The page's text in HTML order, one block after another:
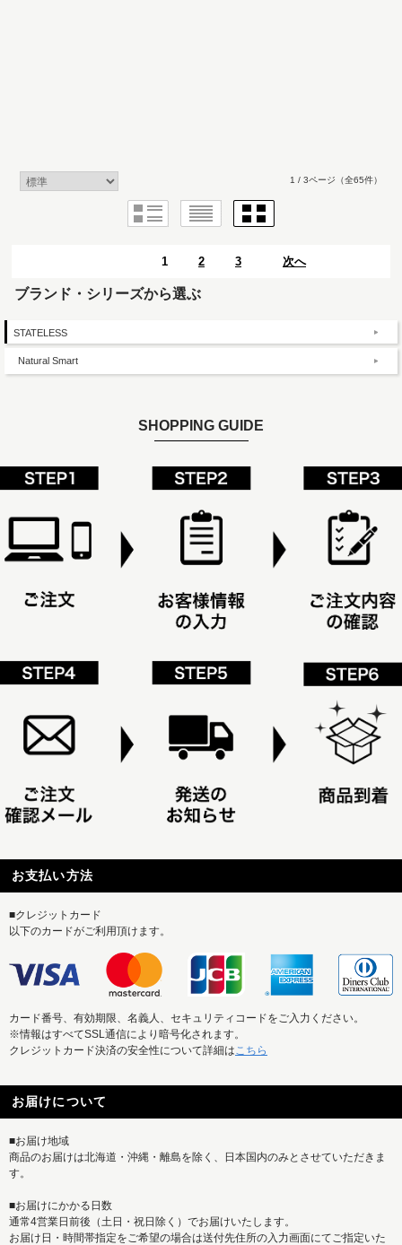
1 / 3ページ （全65件）
1 2 3 次へ
ブランド・シリーズから選ぶ
STATELESS
Natural Smart
SHOPPING GUIDE
お支払い方法
■クレジットカード
以下のカードがご利用頂けます。
カード番号、有効期限、名義人、セキュリティコードをご入力ください。
※情報はすべてSSL通信により暗号化されます。
クレジットカード決済の安全性について詳細は こちら
お届けについて
■お届け地域
商品のお届けは北海道・沖縄・離島を除く、日本国内のみとさせていただきま
す。
■お届けにかかる日数
通常4営業日前後（土日・祝日除く）でお届けいたします。
お届け日・時間帯指定をご希望の場合は送付先住所の入力画面にてご指定いた